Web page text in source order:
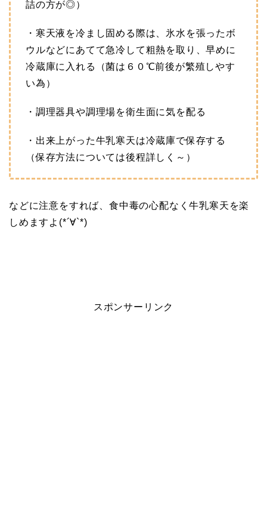
詰の方が◎）
・寒天液を冷まし固める際は、氷水を張ったボ
ウルなどにあてて急冷して粗熱を取り、早めに
冷蔵庫に入れる（菌は６０℃前後が繁殖しやす
い為）
・調理器具や調理場を衛生面に気を配る
・出来上がった牛乳寒天は冷蔵庫で保存する
（保存方法については後程詳しく～）
などに注意をすれば、食中毒の心配なく牛乳寒天を楽
しめますよ(*´∀`*)
スポンサーリンク